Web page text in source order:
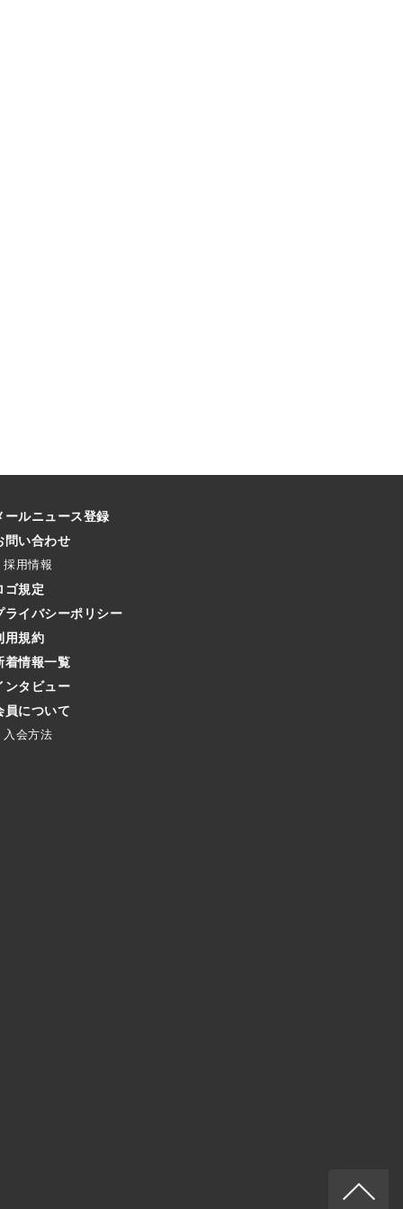
ールニュース登録
問い合わせ
採用情報
ゴ規定
ライバシーポリシー
用規約
着情報一覧
ンタビュー
員について
入会方法